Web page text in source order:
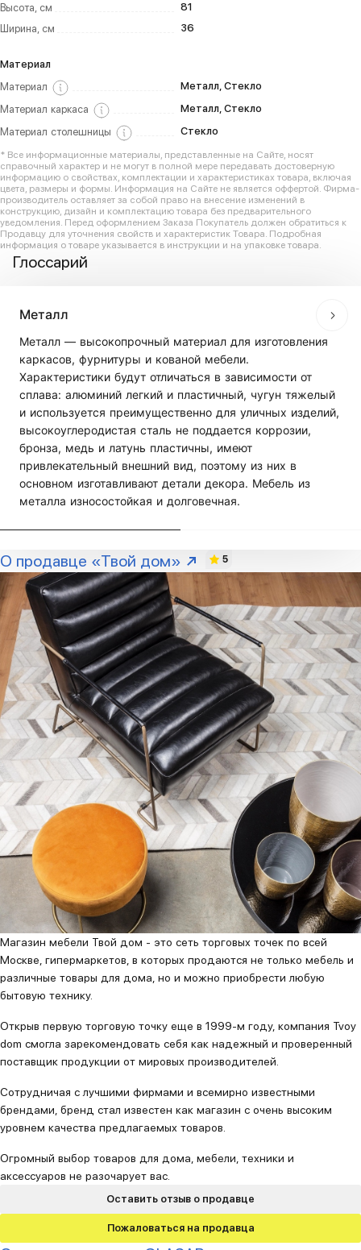
Высота, см
81
Ширина, см
36
Материал
Материал
Металл, Стекло
Материал каркаса
Металл, Стекло
Материал столешницы
Стекло
* Все информационные материалы, представленные на Сайте, носят
справочный характер и не могут в полной мере передавать достоверную
информацию о свойствах, комплектации и характеристиках товара, включая
цвета, размеры и формы. Информация на Сайте не является оффертой. Фирма-
производитель оставляет за собой право на внесение изменений в
конструкцию, дизайн и комплектацию товара без предварительного
уведомления. Перед оформлением Заказа Покупатель должен обратиться к
Продавцу для уточнения свойств и характеристик Товара. Подробная
информация о товаре указывается в инструкции и на упаковке товара.
Глоссарий
Металл
Металл — высокопрочный материал для изготовления
каркасов, фурнитуры и кованой мебели.
Характеристики будут отличаться в зависимости от
сплава: алюминий легкий и пластичный, чугун тяжелый
и используется преимущественно для уличных изделий,
высокоуглеродистая сталь не поддается коррозии,
бронза, медь и латунь пластичны, имеют
привлекательный внешний вид, поэтому из них в
основном изготавливают детали декора. Мебель из
металла износостойкая и долговечная.
О продавце «Твой дом» 5
Оставить отзыв о продавце
Пожаловаться на продавца
Магазин мебели Твой дом - это сеть торговых точек по всей
Москве, гипермаркетов, в которых продаются не только мебель и
различные товары для дома, но и можно приобрести любую
бытовую технику.
Открыв первую торговую точку еще в 1999-м году, компания Tvoy
dom смогла зарекомендовать себя как надежный и проверенный
поставщик продукции от мировых производителей.
Сотрудничая с лучшими фирмами и всемирно известными
брендами, бренд стал известен как магазин с очень высоким
уровнем качества предлагаемых товаров.
Огромный выбор товаров для дома, мебели, техники и
аксессуаров не разочарует вас.